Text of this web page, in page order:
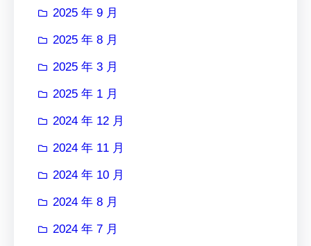
2025 年 9 月
2025 年 8 月
2025 年 3 月
2025 年 1 月
2024 年 12 月
2024 年 11 月
2024 年 10 月
2024 年 8 月
2024 年 7 月